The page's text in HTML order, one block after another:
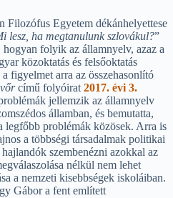
Egyetem dékánhelyettese
lesz, ha megtanulunk szlovákul?”
hogyan folyik az államnyelv, azaz a
közoktatás és felsőoktatás
figyelmet arra az összehasonlító
című folyóirat 2017. évi 3.
jellemzik az államnyelv
államban, és bemutatta,
legfőbb problémák közösek. Arra is
a többségi társadalmak politikai
szembenézni azokkal az
nélkül nem lehet
a nemzeti kisebbségek iskoláiban.
Gábor a fent említett